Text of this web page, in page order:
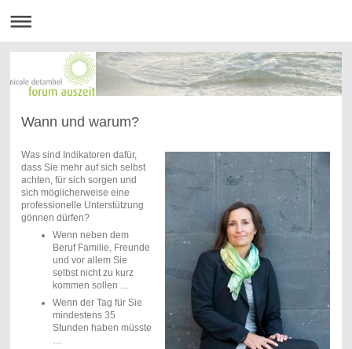
Wann und warum?
Was sind Indikatoren dafür,
dass Sie mehr auf sich selbst
achten, für sich sorgen und
sich möglicherweise eine
professionelle Unterstützung
gönnen dürfen?
Wenn neben dem
Beruf Familie, Freunde
und vor allem Sie
selbst nicht zu kurz
kommen sollen …
Wenn der Tag für Sie
mindestens 35
Stunden haben müsste